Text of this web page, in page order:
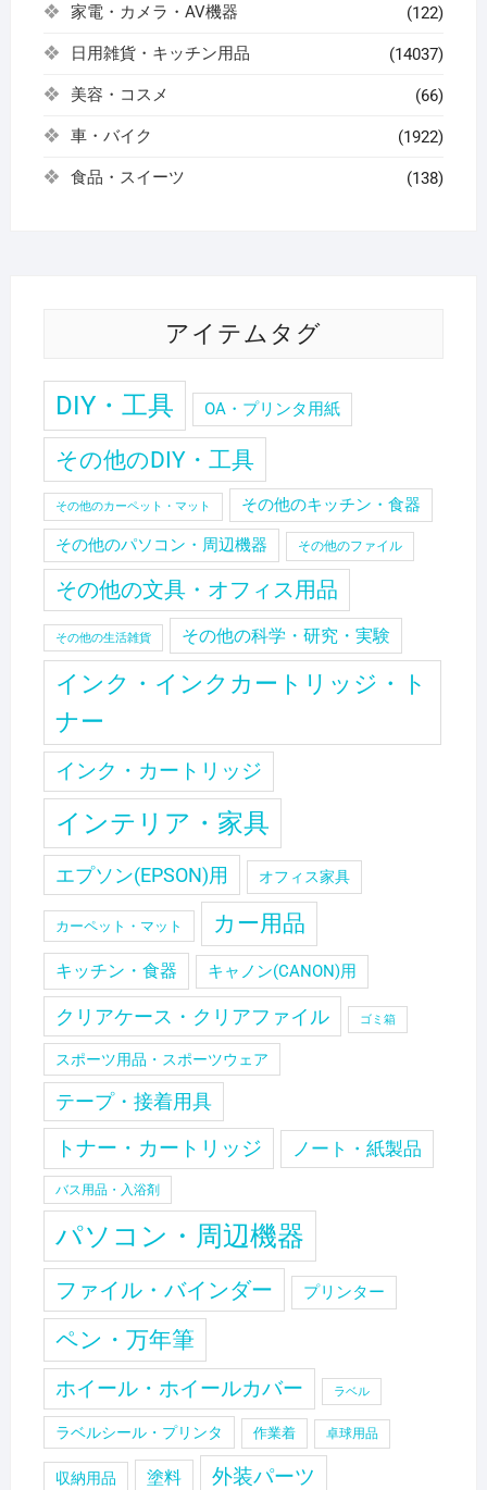
家電・カメラ・AV機器 (122)
日用雑貨・キッチン用品 (14037)
美容・コスメ (66)
車・バイク (1922)
食品・スイーツ (138)
アイテムタグ
DIY・工具 OA・プリンタ用紙
その他のDIY・工具
その他のカーペット・マット その他のキッチン・食器
その他のパソコン・周辺機器 その他のファイル
その他の文具・オフィス用品
その他の生活雑貨 その他の科学・研究・実験
インク・インクカートリッジ・ト
ナー
インク・カートリッジ
インテリア・家具
エプソン(EPSON)用 オフィス家具
カーペット・マット カー用品
キッチン・食器 キャノン(CANON)用
クリアケース・クリアファイル ゴミ箱
スポーツ用品・スポーツウェア
テープ・接着用具
トナー・カートリッジ ノート・紙製品
バス用品・入浴剤
パソコン・周辺機器
ファイル・バインダー プリンター
ペン・万年筆
ホイール・ホイールカバー ラベル
ラベルシール・プリンタ 作業着 卓球用品
収納用品 塗料 外装パーツ